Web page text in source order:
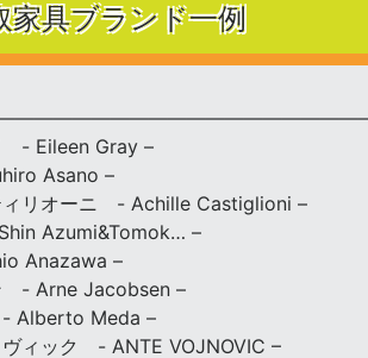
家具ブランド一例
- Eileen Gray –
Asano –
ィリオーニ - Achille Castiglioni –
Azumi&Tomok… –
Anazawa –
- Arne Jacobsen –
Alberto Meda –
ヴィック - ANTE VOJNOVIC –